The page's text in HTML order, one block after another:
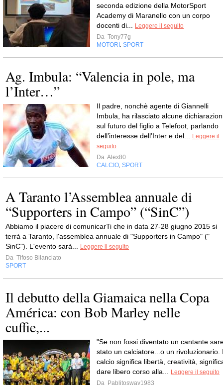
seconda edizione della MotorSport
Academy di Maranello con un corpo
docenti di...
Leggere il seguito
Da Tony77g
MOTORI
SPORT
Ag. Imbula: “Valencia in pole, ma
l’Inter…”
Il padre, nonchè agente di Giannelli
Imbula, ha rilasciato alcune
sul futuro del figlio a Telefoot, parlando
dell’interesse dell’Inter e del...
Leggere il
seguito
Da Alex80
CALCIO SPORT
A Taranto l’Assemblea annuale di
“Supporters in Campo” (“SinC”)
Abbiamo il piacere di comunicarTi che in data 27-28 giugno 2015 si
terrà a Taranto, l'assemblea annuale di "Supporters in Campo" ("
SinC"). L'evento sarà...
Leggere il seguito
Da Tifoso Bilanciato
SPORT
Il debutto della Giamaica nella Copa
América: con Bob Marley nelle
cuffie,...
"Se non fossi diventato un cantante
stato un calciatore...o un rivoluzionario.
calcio significa libertà, creatività,
dare libero corso alla...
Leggere il seguito
Da Pablitosway1983